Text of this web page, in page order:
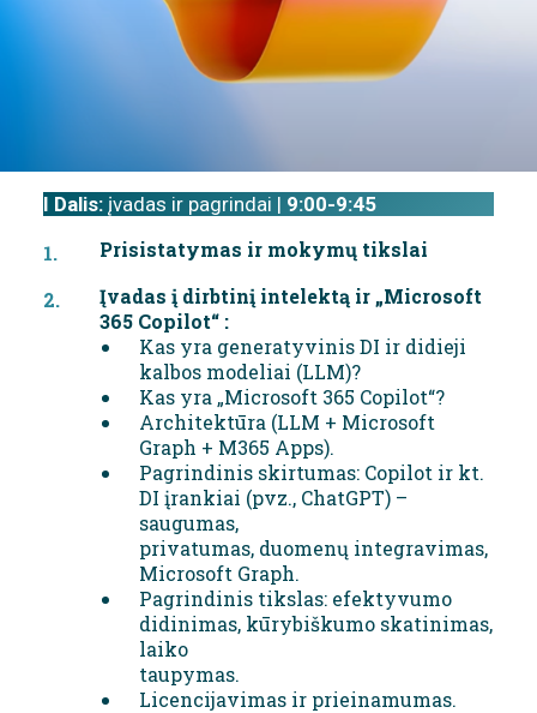
I Dalis: įvadas ir pagrindai | 9:00-9:45
Prisistatymas ir mokymų tikslai
Įvadas į dirbtinį intelektą ir „Microsoft
365 Copilot“ :
Kas yra generatyvinis DI ir didieji
kalbos modeliai (LLM)?
Kas yra „Microsoft 365 Copilot“?
Architektūra (LLM + Microsoft
Graph + M365 Apps).
Pagrindinis skirtumas: Copilot ir kt.
DI įrankiai (pvz., ChatGPT) –
saugumas,
privatumas, duomenų integravimas,
Microsoft Graph.
Pagrindinis tikslas: efektyvumo
didinimas, kūrybiškumo skatinimas,
laiko
taupymas.
Licencijavimas ir prieinamumas.